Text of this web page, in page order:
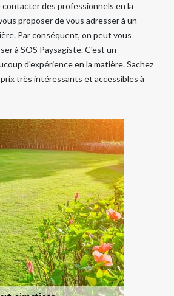
des professionnels en la
proposer de vous adresser à un
Par conséquent, on peut vous
à SOS Paysagiste. C'est un
d'expérience en la matière. Sachez
très intéressants et accessibles à